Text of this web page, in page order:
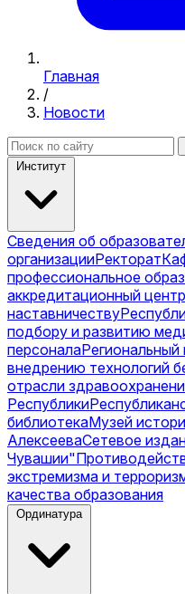
Главная
/
Новости
Институт
Сведения об
организацииРекторат
профессиональное
аккредитационный центр
наставничеству
подбору и развитию
персонала
внедрению технологий
отрасли
Республики
библиотекаМузей
АлексееваСетевое
Чувашии"
экстремизма и
качества образования
Ординатура